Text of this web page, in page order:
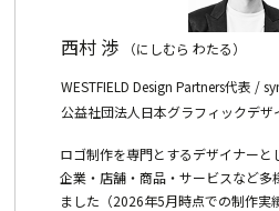
西村 渉
（にしむら わたる）
WESTFIELD Design Partners代表 /
公益社団法人日本グラフィックデザ
ロゴ制作を専門とするデザイナーと
企業・店舗・商品・サービスなど多
ました（2026年5月時点での制作実